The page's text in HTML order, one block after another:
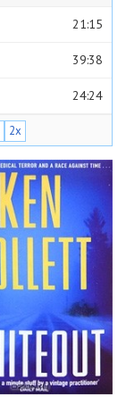
21:15
39:38
24:24
23:05
23:10
19:06
29:32
22:27
2x